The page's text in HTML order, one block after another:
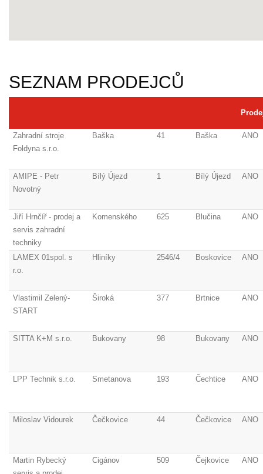
SEZNAM PRODEJCŮ
Zahradní stroje
Foldyna s.r.o.
Baška 41 Baška ANO
AMIPE - Petr
Novotný
Bílý Újezd 1 Bílý Újezd ANO
Jiří Hrnčíř - prodej a
servis zahradní
techniky
Komenského 625 Blučina ANO
LAMEX 01spol. s
r.o.
Hliníky 2546/4 Boskovice ANO
Vlastimil Zelený-
START
Široká 377 Brtnice ANO
SITTA K+M s.r.o. Bukovany 98 Bukovany ANO
LPP Technik s.r.o. Smetanova 193 Čechtice ANO
Miloslav Vidourek Čečkovice 44 Čečkovice ANO
Martin Rybecký
Cigánov 509 Čejkovice ANO